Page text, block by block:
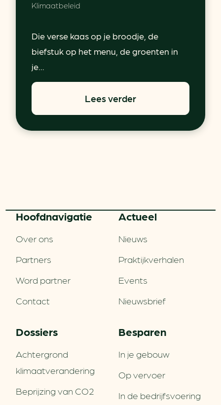
Klimaatbeleid
Die verse kaas op je broodje, de
biefstuk op het menu, de groenten in
je...
Lees verder
Hoofd­navigatie
Over ons
Partners
Word partner
Contact
Actueel
Nieuws
Praktijkverhalen
Events
Nieuwsbrief
Dossiers
Achtergrond
klimaatverandering
Beprijzing van CO2
Besparen
In je gebouw
Op vervoer
In de bedrijfsvoering